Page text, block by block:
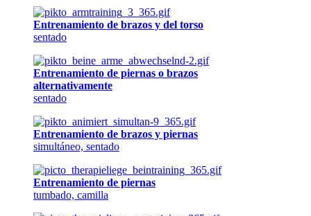
Entrenamiento de brazos y del torso
sentado
Entrenamiento de piernas o brazos
alternativamente
sentado
Entrenamiento de brazos y piernas
simultáneo, sentado
Entrenamiento de piernas
tumbado, camilla